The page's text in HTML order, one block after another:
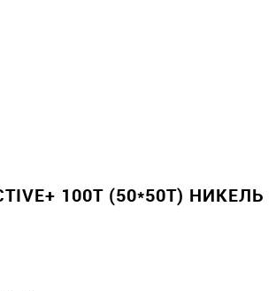
100T (50*50T) НИКЕЛЬ